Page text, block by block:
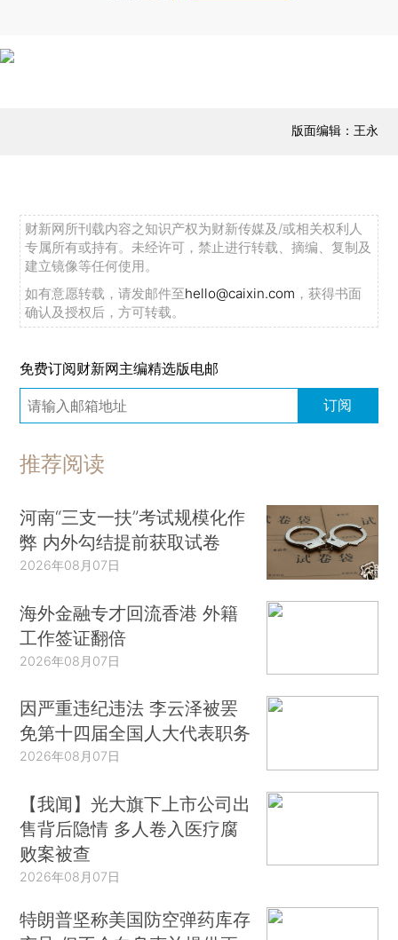
版面编辑：王永
财新网所刊载内容之知识产权为财新传媒及/或相关权利人
专属所有或持有。未经许可，禁止进行转载、摘编、复制及
建立镜像等任何使用。
如有意愿转载，请发邮件至hello@caixin.com ，获得书面
确认及授权后，方可转载。
免费订阅财新网主编精选版电邮
订阅
推荐阅读
河南“三支一扶”考试规模化作
弊 内外勾结提前获取试卷
2026年08月07日
海外金融专才回流香港 外籍
工作签证翻倍
2026年08月07日
因严重违纪违法 李云泽被罢
免第十四届全国人大代表职务
2026年08月07日
【我闻】光大旗下上市公司出
售背后隐情 多人卷入医疗腐
败案被查
2026年08月07日
特朗普坚称美国防空弹药库存